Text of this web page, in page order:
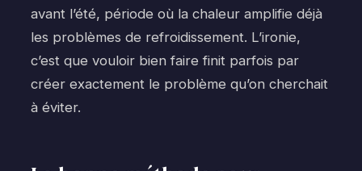
avant l’été, période où la chaleur amplifie déjà
les problèmes de refroidissement. L’ironie,
c’est que vouloir bien faire finit parfois par
créer exactement le problème qu’on cherchait
à éviter.